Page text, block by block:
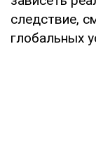
следствие,
глобальных